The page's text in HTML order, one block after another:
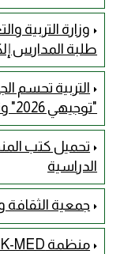
وزارة التربية
طلبة المدارس
التربية تحسم
"توجيهي 2026" وتعلن آلية جديدة لمعرفتها
تحميل كتب
الدراسية
جمعية
منظمة UK-MED تعلن عن وظائف شاغرة